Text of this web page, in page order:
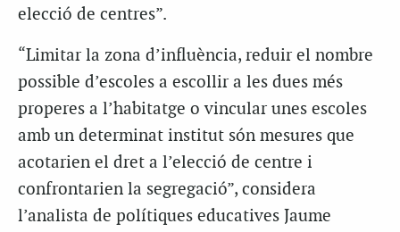
elecció de centres”.
“Limitar la zona d’influència, reduir el nombre
possible d’escoles a escollir a les dues més
properes a l’habitatge o vincular unes escoles
amb un determinat institut són mesures que
acotarien el dret a l’elecció de centre i
confrontarien la segregació”, considera
l’analista de polítiques educatives Jaume